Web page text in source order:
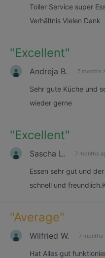
Toller Service super
Verhältnis Vielen Dank
"Excellent"
Andreja B. 7 months
Sehr gute Küche und
wieder gerne
"Excellent"
Sascha L. 7 months
Essen sehr gut und
schnell und
"Average"
Wilfried W. 7 months
Hat Alles gut